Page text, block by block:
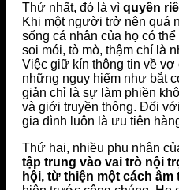
Thứ nhất, đó là vì quyền
Khi một người trở nên quá
sống cá nhân của họ có
soi mói, tò mò, thậm chí là
Việc giữ kín thông tin về vợ
những nguy hiểm như bắt
giản chỉ là sự làm phiền
và giới truyền thông. Đối
gia đình luôn là ưu tiên
Thứ hai, nhiều phu nhân
tập trung vào vai trò nội
hội, từ thiện một cách âm